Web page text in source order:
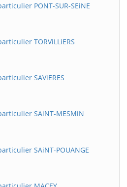
PONT-SUR-SEiNE
TORViLLiERS
SAViERES
SAiNT-MESMiN
SAiNT-POUANGE